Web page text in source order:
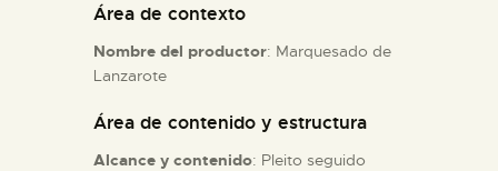
Área de contexto
Nombre del productor: Marquesado de
Lanzarote
Área de contenido y estructura
Alcance y contenido: Pleito seguido